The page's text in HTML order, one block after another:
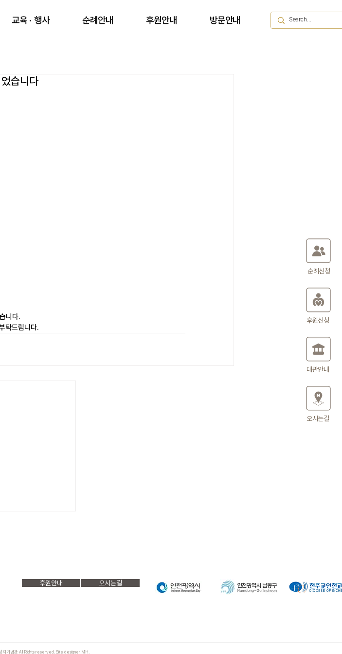
교육 · 행사 순례안내 후원안내 방문안내
순례신청
후원신청
대관안내
오시는길
습니다
니다.
탁드립니다.
후원안내 오시는길
기념관 All Rights reserved. Site designer MH.